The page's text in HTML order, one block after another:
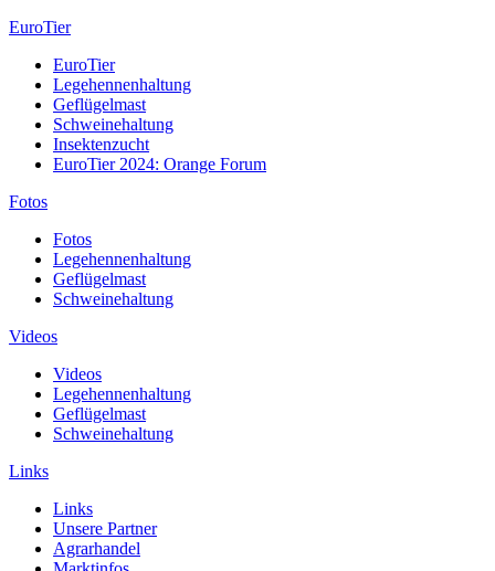
EuroTier
EuroTier
Legehennenhaltung
Geflügelmast
Schweinehaltung
Insektenzucht
EuroTier 2024: Orange Forum
Fotos
Fotos
Legehennenhaltung
Geflügelmast
Schweinehaltung
Videos
Videos
Legehennenhaltung
Geflügelmast
Schweinehaltung
Links
Links
Unsere Partner
Agrarhandel